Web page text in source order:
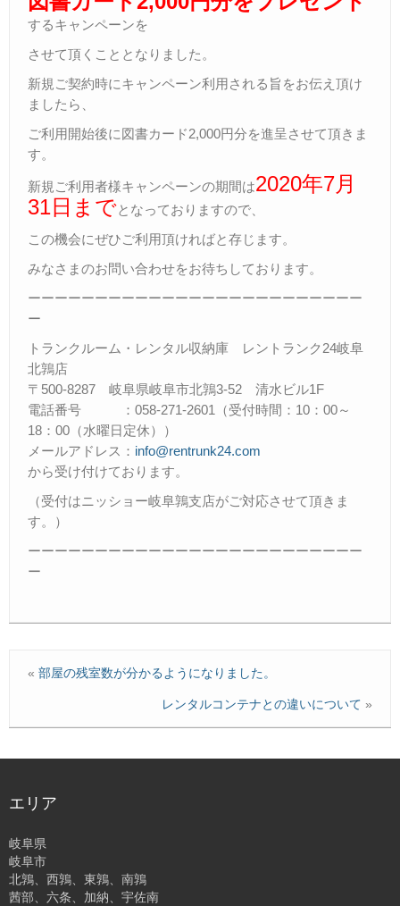
するキャンペーンを
させて頂くこととなりました。
新規ご契約時にキャンペーン利用される旨をお伝え頂け
ましたら、
ご利用開始後に図書カード2,000円分を進呈させて頂きま
す。
新規ご利用者様キャンペーンの期間は2020年7月
31日までとなっておりますので、
この機会にぜひご利用頂ければと存じます。
みなさまのお問い合わせをお待ちしております。
ーーーーーーーーーーーーーーーーーーーーーーーーー
ー
トランクルーム・レンタル収納庫 レントランク24岐阜
北鶉店
〒500-8287 岐阜県岐阜市北鶉3-52 清水ビル1F
電話番号 ：058-271-2601（受付時間：10：00～
18：00（水曜日定休））
メールアドレス： info@rentrunk24.com
から受け付けております。
（受付はニッショー岐阜鶉支店がご対応させて頂きま
す。）
ーーーーーーーーーーーーーーーーーーーーーーーーー
ー
« 部屋の残室数が分かるようになりました。
レンタルコンテナとの違いについて »
エリア
岐阜県
岐阜市
北鶉、西鶉、東鶉、南鶉
茜部、六条、加納、宇佐南